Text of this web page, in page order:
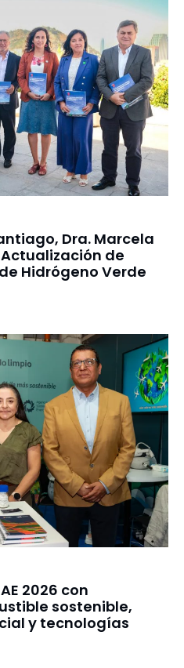
Dra. Marcela
de
Hidrógeno Verde
2026 con
sostenible,
y tecnologías